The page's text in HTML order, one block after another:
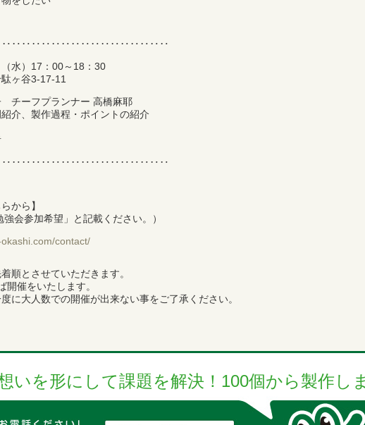
水）17：00～18：30
ヶ谷3-17-11
チーフプランナー 高橋麻耶
介、製作過程・ポイントの紹介
から】
会参加希望」と記載ください。）
contact/
順とさせていただきます。
催をいたします。
に大人数での開催が出来ない事をご了承ください。
いを形にして課題を解決！100個から製作し